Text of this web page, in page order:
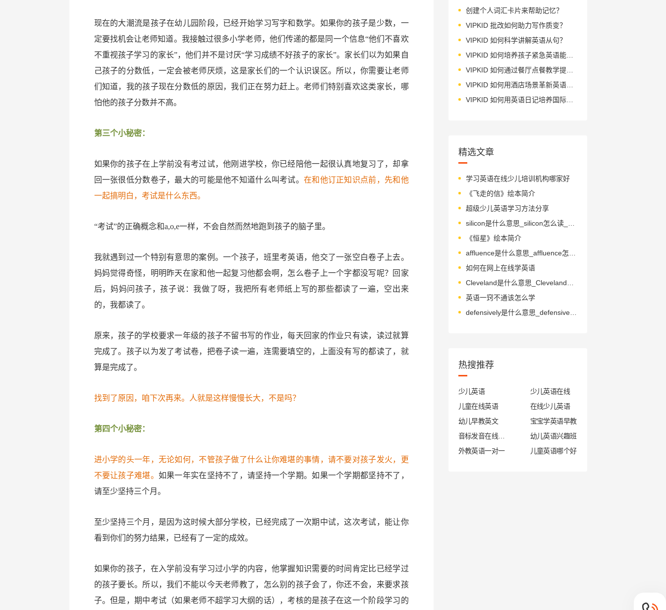
现在的大潮流是孩子在幼儿园阶段，已经开始学习写字和数学。如果你的孩子是少数，一
定要找机会让老师知道。我接触过很多小学老师，他们传递的都是同一个信息“他们不喜欢
不重视孩子学习的家长”，他们并不是讨厌“学习成绩不好孩子的家长”。家长们以为如果自
己孩子的分数低，一定会被老师厌烦，这是家长们的一个认识误区。所以，你需要让老师
们知道，我的孩子现在分数低的原因，我们正在努力赶上。老师们特别喜欢这类家长，哪
怕他的孩子分数并不高。
第三个小秘密：
如果你的孩子在上学前没有考过试，他刚进学校，你已经陪他一起很认真地复习了，却拿
回一张很低分数卷子，最大的可能是他不知道什么叫考试。在和他订正知识点前，先和他
一起搞明白，考试是什么东西。
“考试”的正确概念和a,o,e一样，不会自然而然地跑到孩子的脑子里。
我就遇到过一个特别有意思的案例。一个孩子，班里考英语，他交了一张空白卷子上去。
妈妈觉得奇怪，明明昨天在家和他一起复习他都会啊，怎么卷子上一个字都没写呢？回家
后，妈妈问孩子，孩子说：我做了呀，我把所有老师纸上写的那些都读了一遍，空出来
的，我都读了。
原来，孩子的学校要求一年级的孩子不留书写的作业，每天回家的作业只有读，读过就算
完成了。孩子以为发了考试卷，把卷子读一遍，连需要填空的，上面没有写的都读了，就
算是完成了。
找到了原因，咱下次再来。人就是这样慢慢长大，不是吗？
第四个小秘密：
进小学的头一年，无论如何，不管孩子做了什么让你难堪的事情，请不要对孩子发火，更
不要让孩子难堪。 如果一年实在坚持不了，请坚持一个学期。如果一个学期都坚持不了，
请至少坚持三个月。
至少坚持三个月，是因为这时候大部分学校，已经完成了一次期中试，这次考试，能让你
看到你们的努力结果，已经有了一定的成效。
如果你的孩子，在入学前没有学习过小学的内容，他掌握知识需要的时间肯定比已经学过
的孩子要长。所以，我们不能以今天老师教了，怎么别的孩子会了，你还不会，来要求孩
子。但是，期中考试（如果老师不超学习大纲的话），考核的是孩子在这一个阶段学习的
创建个人词汇卡片来帮助记忆？
VIPKID 批改如何助力写作质变？
VIPKID 如何科学讲解英语从句？
VIPKID 如何培养孩子紧急英语能力？
VIPKID 如何通过餐厅点餐教学提升少儿英语应用能力？
VIPKID 如何用酒店场景革新英语教学？
VIPKID 如何用英语日记培养国际化人才？
精选文章
学习英语在线少儿培训机构哪家好
《飞走的信》绘本简介
超级少儿英语学习方法分享
《恒星》绘本简介
如何在网上在线学英语
英语一窍不通该怎么学
defensively是什么意思_defensively怎么读_音标di'fɛnsivli
热搜推荐
少儿英语
少儿英语在线
儿童在线英语
在线少儿英语
幼儿早教英文
宝宝学英语早教
幼儿英语兴趣班
外教英语一对一
儿童英语哪个好